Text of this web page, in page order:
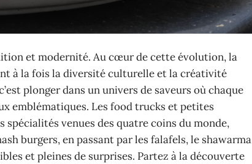
et modernité. Au cœur de cette évolution, la
à la fois la diversité culturelle et la créativité
plonger dans un univers de saveurs où chaque
emblématiques. Les food trucks et petites
venues des quatre coins du monde,
burgers, en passant par les falafels, le shawarma
et pleines de surprises. Partez à la découverte